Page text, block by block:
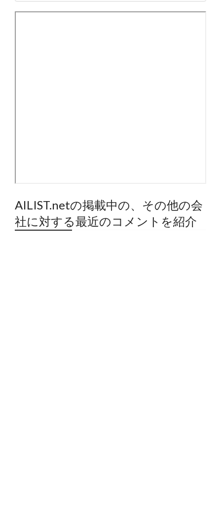
AILIST.netの掲載中の、その他の会
社に対する最近のコメントを紹介